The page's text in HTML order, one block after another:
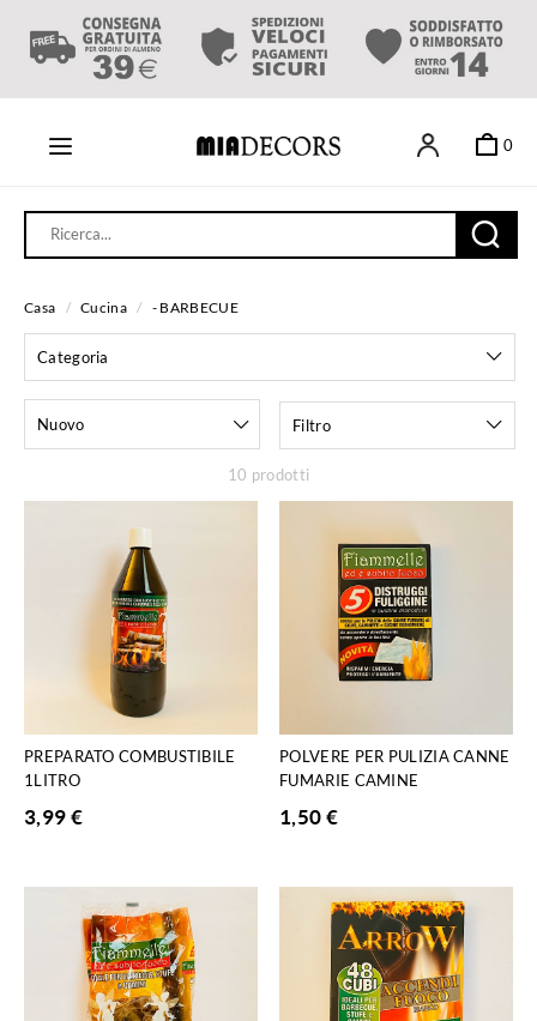
0
Casa / Cucina / - BARBECUE
Categoria
Nuovo Filtro
10 prodotti
PREPARATO COMBUSTIBILE
1LITRO
3,99€
POLVERE PER PULIZIA CANNE
FUMARIE CAMINE
1,50€